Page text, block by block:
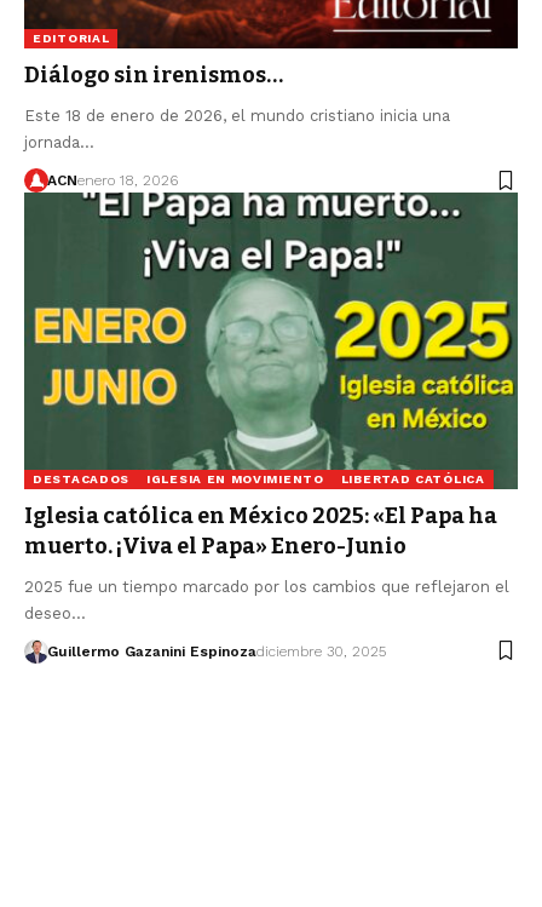
EDITORIAL
Diálogo sin irenismos…
Este 18 de enero de 2026, el mundo cristiano inicia una
jornada…
ACNenero 18, 2026
DESTACADOS IGLESIA EN MOVIMIENTO LIBERTAD CATÓLICA
Iglesia católica en México 2025: «El Papa ha
muerto. ¡Viva el Papa» Enero-Junio
2025 fue un tiempo marcado por los cambios que reflejaron el
deseo…
Guillermo Gazanini Espinozadiciembre 30, 2025